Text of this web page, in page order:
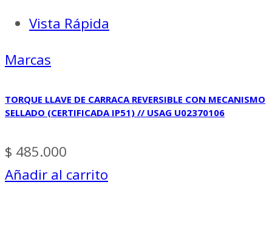
Vista Rápida
Marcas
TORQUE LLAVE DE CARRACA REVERSIBLE CON MECANISMO
SELLADO (CERTIFICADA IP51) // USAG U02370106
$ 485.000
Añadir al carrito